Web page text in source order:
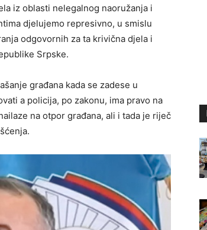
iz oblasti nelegalnog naoružanja i
djelujemo represivno, u smislu
odgovornih za ta krivična djela i
Srpske.
građana kada se zadese u
a policija, po zakonu, ima pravo na
na otpor građana, ali i tada je riječ